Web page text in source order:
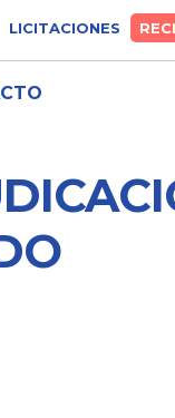
LICITACIONES